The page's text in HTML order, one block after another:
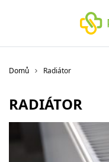
Domů Radiátor
RADIÁTOR